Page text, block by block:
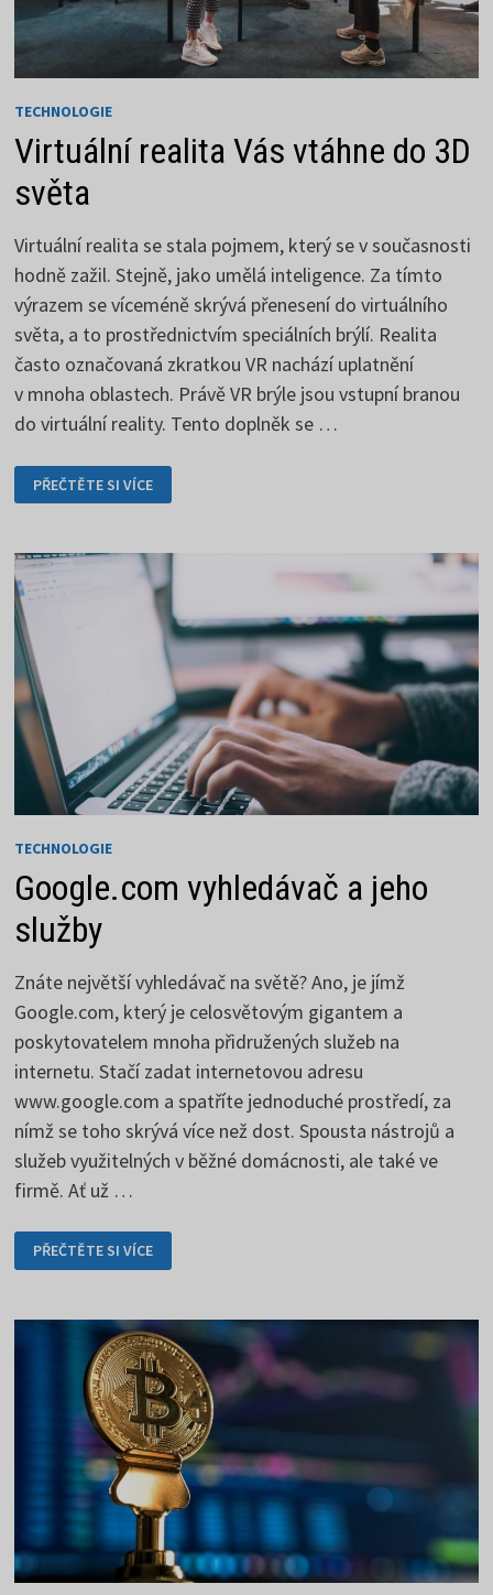
TECHNOLOGIE
Virtuální realita Vás vtáhne do 3D
světa
Virtuální realita se stala pojmem, který se v současnosti
hodně zažil. Stejně, jako umělá inteligence. Za tímto
výrazem se víceméně skrývá přenesení do virtuálního
světa, a to prostřednictvím speciálních brýlí. Realita
často označovaná zkratkou VR nachází uplatnění
v mnoha oblastech. Právě VR brýle jsou vstupní branou
do virtuální reality. Tento doplněk se …
VIRTUÁLNÍ
REALITA
VÁS
3D
SVĚTA
PŘEČTĚTE SI VÍCE
TECHNOLOGIE
Google.com vyhledávač a jeho
služby
Znáte největší vyhledávač na světě? Ano, je jímž
Google.com, který je celosvětovým gigantem a
poskytovatelem mnoha přidružených služeb na
internetu. Stačí zadat internetovou adresu
www.google.com a spatříte jednoduché prostředí, za
nímž se toho skrývá více než dost. Spousta nástrojů a
služeb využitelných v běžné domácnosti, ale také ve
firmě. Ať už …
GOOGLE.COM
VYHLEDÁVAČ
A
PŘEČTĚTE SI VÍCE